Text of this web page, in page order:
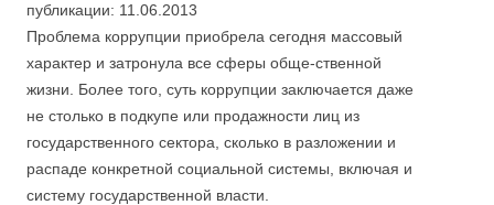
публикации: 11.06.2013
Проблема коррупции приобрела сегодня массовый
характер и затронула все сферы обще-ственной
жизни. Более того, суть коррупции заключается даже
не столько в подкупе или продажности лиц из
государственного сектора, сколько в разложении и
распаде конкретной социальной системы, включая и
систему государственной власти.